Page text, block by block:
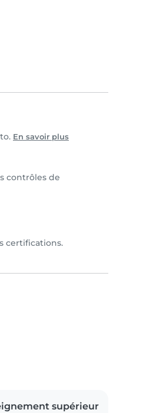
En savoir plus
contrôles de
certifications.
supérieur